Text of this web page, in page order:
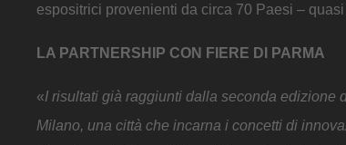
espositrici provenienti da circa 70 Paesi –
LA PARTNERSHIP CON FIERE DI PARMA
«I risultati già raggiunti dalla seconda edizione
Milano, una città che incarna i concetti di